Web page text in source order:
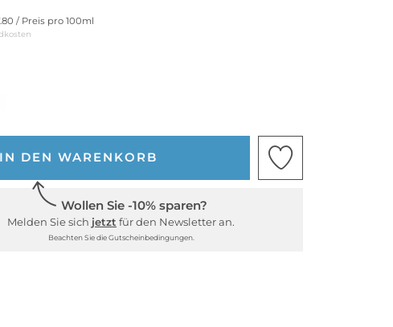
/ Preis pro 100ml
IN DEN WARENKORB
Wollen Sie -10% sparen?
Melden Sie sich jetzt für den Newsletter an.
Beachten Sie die Gutscheinbedingungen.